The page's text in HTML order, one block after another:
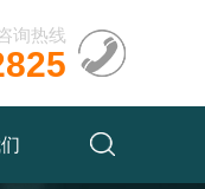
询热线